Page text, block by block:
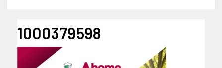
1000379598